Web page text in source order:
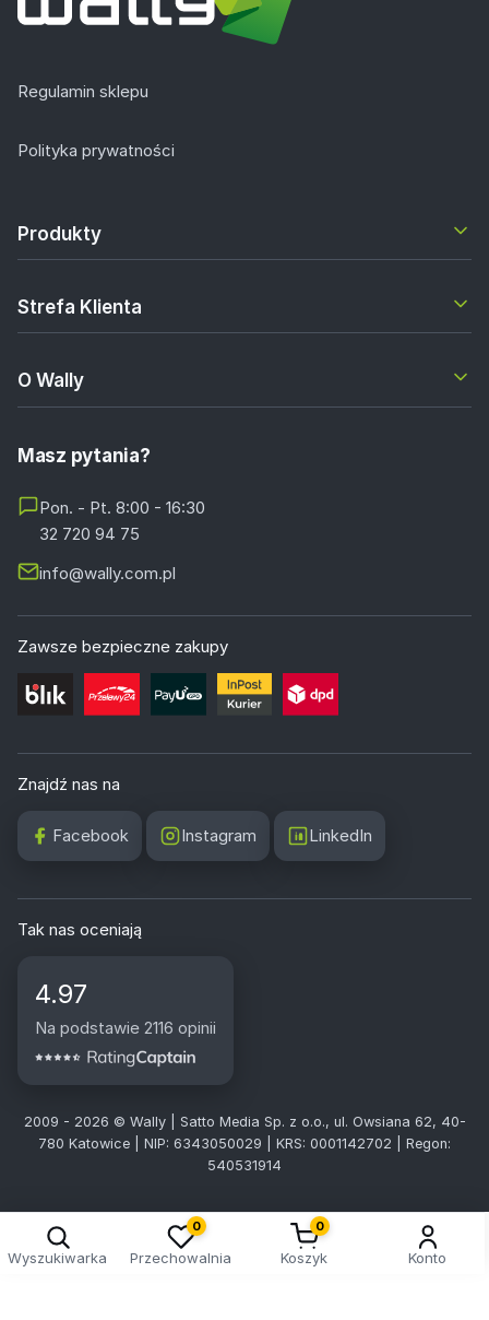
Regulamin sklepu
Polityka prywatności
Produkty
Strefa Klienta
O Wally
Masz pytania?
Pon. - Pt. 8:00 - 16:30
32 720 94 75
info@wally.com.pl
Zawsze bezpieczne zakupy
Znajdź nas na
Facebook Instagram LinkedIn
Tak nas oceniają
4.97
Na podstawie 2116 opinii
2009 - 2026 © Wally | Satto Media Sp. z o.o., ul. Owsiana 62, 40-
780 Katowice | NIP: 6343050029 | KRS: 0001142702 | Regon:
540531914
Wyszukiwarka
0
Przechowalnia
0
Koszyk Konto